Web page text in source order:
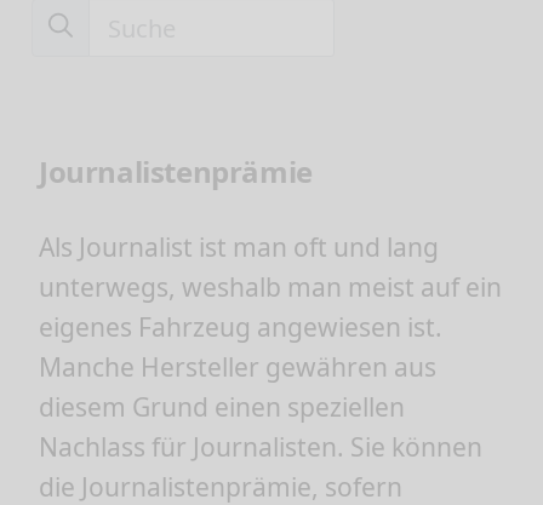
Journalistenprämie
Als Journalist ist man oft und lang
unterwegs, weshalb man meist auf ein
eigenes Fahrzeug angewiesen ist.
Manche Hersteller gewähren aus
diesem Grund einen speziellen
Nachlass für Journalisten. Sie können
die Journalistenprämie, sofern